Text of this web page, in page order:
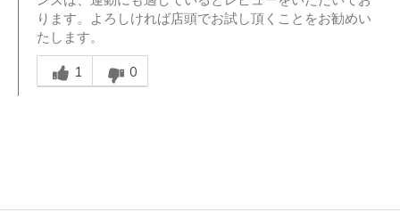
ります。よろしければ店頭でお試し頂くことをお勧めい
たします。
Was this answer helpful to you
1
0